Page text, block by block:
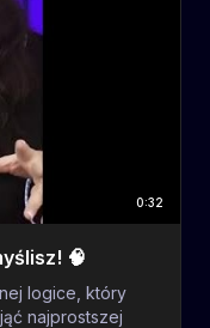
0:32
🧠
logice, który
najprostszej